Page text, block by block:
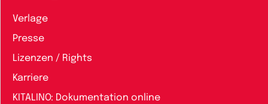
Verlage
Presse
Lizenzen / Rights
Karriere
KITALINO: Dokumentation online